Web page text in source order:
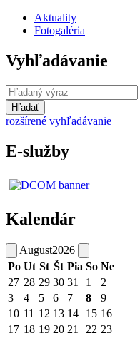
Aktuality
Fotogaléria
Vyhľadávanie
Hľadať
rozšírené vyhľadávanie
E-služby
Kalendár
August2026
Po Ut St Št Pia So Ne
27 28 29 30 31 1
2
3
4 5 6 7 8
9
10 11 12 13 14 15 16
17 18 19 20 21 22 23